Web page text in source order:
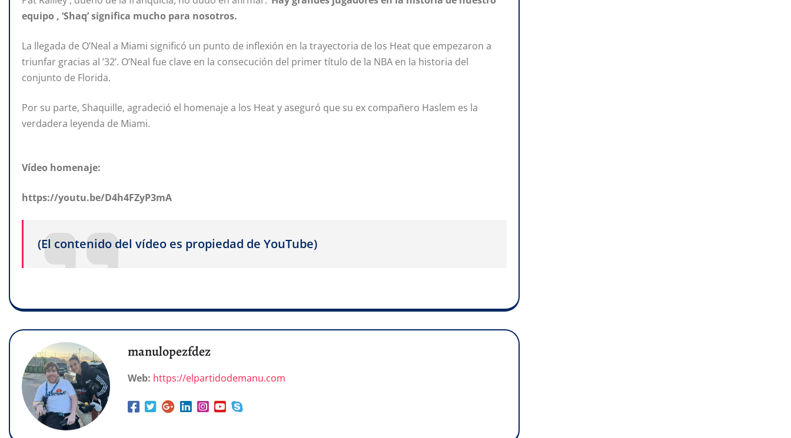
equipo , ‘Shaq’ significa mucho para nosotros.
La llegada de O’Neal a Miami significó un punto de inflexión en la trayectoria de los Heat que empezaron a
triunfar gracias al ’32’. O’Neal fue clave en la consecución del primer título de la NBA en la historia del
conjunto de Florida.
Por su parte, Shaquille, agradeció el homenaje a los Heat y aseguró que su ex compañero Haslem es la
verdadera leyenda de Miami.
Vídeo homenaje:
https://youtu.be/D4h4FZyP3mA
(El contenido del vídeo es propiedad de YouTube)
manulopezfdez
Web: https://elpartidodemanu.com